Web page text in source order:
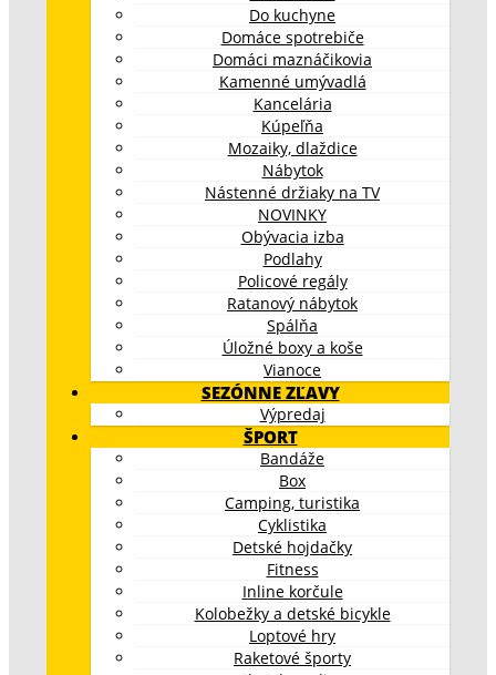
Do kuchyne
Domáce spotrebiče
Domáci maznáčikovia
Kamenné umývadlá
Kancelária
Kúpeľňa
Mozaiky, dlaždice
Nábytok
Nástenné držiaky na TV
NOVINKY
Obývacia izba
Podlahy
Policové regály
Ratanový nábytok
Spálňa
Úložné boxy a koše
Vianoce
SEZÓNNE ZĽAVY
Výpredaj
ŠPORT
Bandáže
Box
Camping, turistika
Cyklistika
Detské hojdačky
Fitness
Inline korčule
Kolobežky a detské bicykle
Loptové hry
Raketové športy